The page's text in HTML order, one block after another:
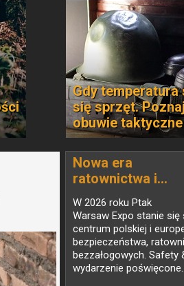
Gdy temperatura
się sprzęt.
obuwie
Nowa era
ratownictwa i...
W 2026 roku Ptak
Warsaw Expo stanie
centrum polskiej i
bezpieczeństwa,
bezzałogowych. Safety
wydarzenie